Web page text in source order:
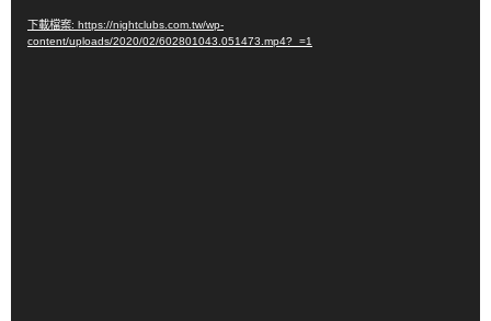
下載檔案: https://nightclubs.com.tw/wp-
content/uploads/2020/02/602801043.051473.mp4?_=1